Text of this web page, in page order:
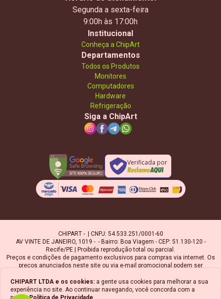
CHIPART LTDA e os cookies: a gente usa cookies para melhorar a sua
experiência no site. Ao continuar navegando, você concorda com a
nossaPolítica de Privacidade
Segunda a sexta-feira
9:00h às 17:00h
Institucional
Conheça a ChipArt
Departamentos
Todos os Produtos
Monitores
Computadores
Hardware
Refrigeração
Siga a ChipArt
Verificada por
CHIPART - | CNPJ: 54.533.251/0001-60
AV VINTE DE JANEIRO, 1019 - - Bairro: Boa Viagem - CEP: 51.130-120 -
Recife/PE | Proibida reprodução total ou parcial.
Preços e condições de pagamento exclusivos para compras via internet. Os
preços anunciados neste site ou via e-mail promocional podem ser
descritivos. As fotos contidas nesta página são meramente ilustrativas do
produto e podem variar de acordo com o fornecedor/lote do fabricante.
Ofertas válidas até o término de nossos estoques. Vendas sujeitas à